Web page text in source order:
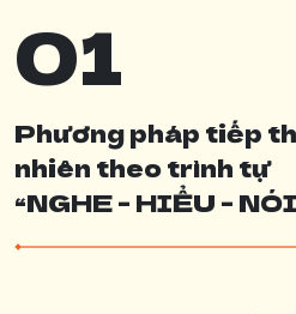
01
Phương pháp tiếp
nhiên theo trình tự
“NGHE - HIỂU -